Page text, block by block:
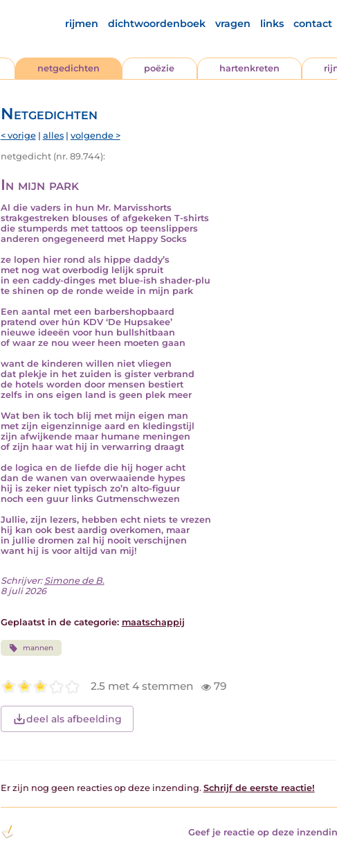
rijmen dichtwoordenboek vragen links contact
netgedichten poëzie hartenkreten
Netgedichten
< vorige| alles| volgende >
netgedicht (nr. 89.744):
In mijn park
Al die vaders in hun Mr. Marvisshorts
strakgestreken blouses of afgekeken T-shirts
die stumperds met tattoos op teenslippers
anderen ongegeneerd met Happy Socks
ze lopen hier rond als hippe daddy’s
met nog wat overbodig lelijk spruit
in een caddy-dinges met blue-ish shader-plu
te shinen op de ronde weide in mijn park
Een aantal met een barbershopbaard
pratend over hún KDV ‘De Hupsakee’
nieuwe ideeën voor hun bullshitbaan
of waar ze nou weer heen moeten gaan
want de kinderen willen niet vliegen
dat plekje in het zuiden is gister verbrand
de hotels worden door mensen bestiert
zelfs in ons eigen land is geen plek meer
Wat ben ik toch blij met mijn eigen man
met zijn eigenzinnige aard en kledingstijl
zijn afwijkende maar humane meningen
of zijn haar wat hij in verwarring draagt
de logica en de liefde die hij hoger acht
dan de wanen van overwaaiende hypes
hij is zeker niet typisch zo’n alto-figuur
noch een guur links Gutmenschwezen
Jullie, zijn lezers, hebben echt niets te vrezen
hij kan ook best aardig overkomen, maar
in jullie dromen zal hij nooit verschijnen
want hij is voor altijd van mij!
Schrijver: Simone de B.
8 juli 2026
Geplaatst in de categorie: maatschappij
mannen
2.5 met 4 stemmen 79
deel als afbeelding
Er zijn nog geen reacties op deze inzending. Schrijf de eerste reactie!
Geef je reactie op deze